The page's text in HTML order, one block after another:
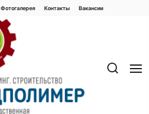
Фотогалерея Контaкты Вакaнсии